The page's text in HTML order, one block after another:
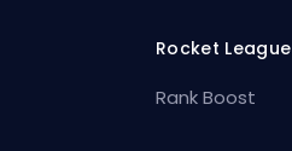
Rocket League
Rank Boost